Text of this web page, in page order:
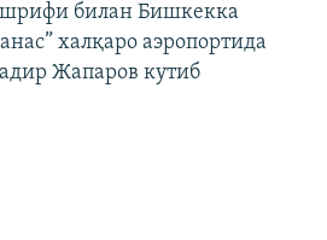
билан Бишкекка
халқаро аэропортида
Жапаров кутиб